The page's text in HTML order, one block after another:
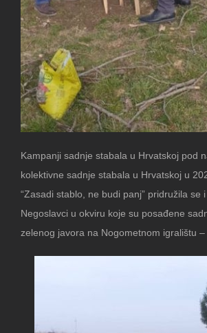
Kampanji sadnje stabala u Hrvatskoj pod
kolektivne sadnje stabala u Hrvatskoj u
“Zasadi stablo, ne budi panj” pridružila se
Negoslavci u okviru koje su posađene
zelenog javora na Nogometnom igralištu –